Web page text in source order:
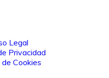
Legal
Privacidad
Cookies